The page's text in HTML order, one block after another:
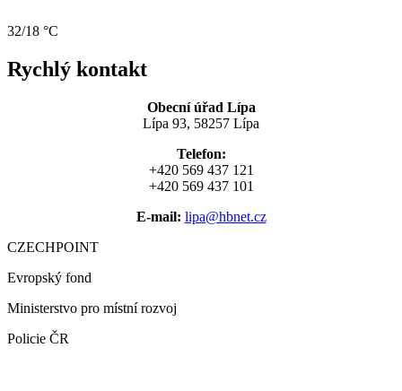
32/18 °C
Rychlý kontakt
Obecní úřad Lípa
Lípa 93, 58257 Lípa
Telefon:
+420 569 437 121
+420 569 437 101
E-mail: lipa@hbnet.cz
CZECHPOINT
Evropský fond
Ministerstvo pro místní rozvoj
Policie ČR